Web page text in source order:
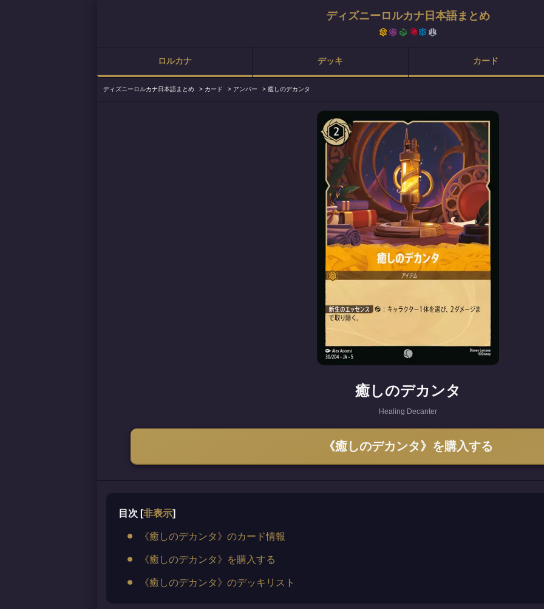
ディズニーロルカナ日本語まとめ
ロルカナ デッキ カード
ディズニーロルカナ日本語まとめ > カード > アンバー > 癒しのデカンタ
癒しのデカンタ
Healing Decanter
《癒しのデカンタ》を購入する
目次 [非表示]
《癒しのデカンタ》のカード情報
《癒しのデカンタ》を購入する
《癒しのデカンタ》のデッキリスト